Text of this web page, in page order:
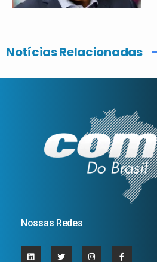
Notícias Relacionadas
Nossas Redes